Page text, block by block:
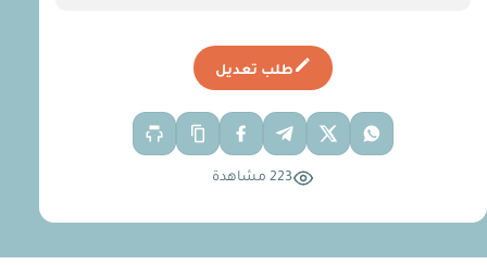
طلب تعديل
223 مشاهدة